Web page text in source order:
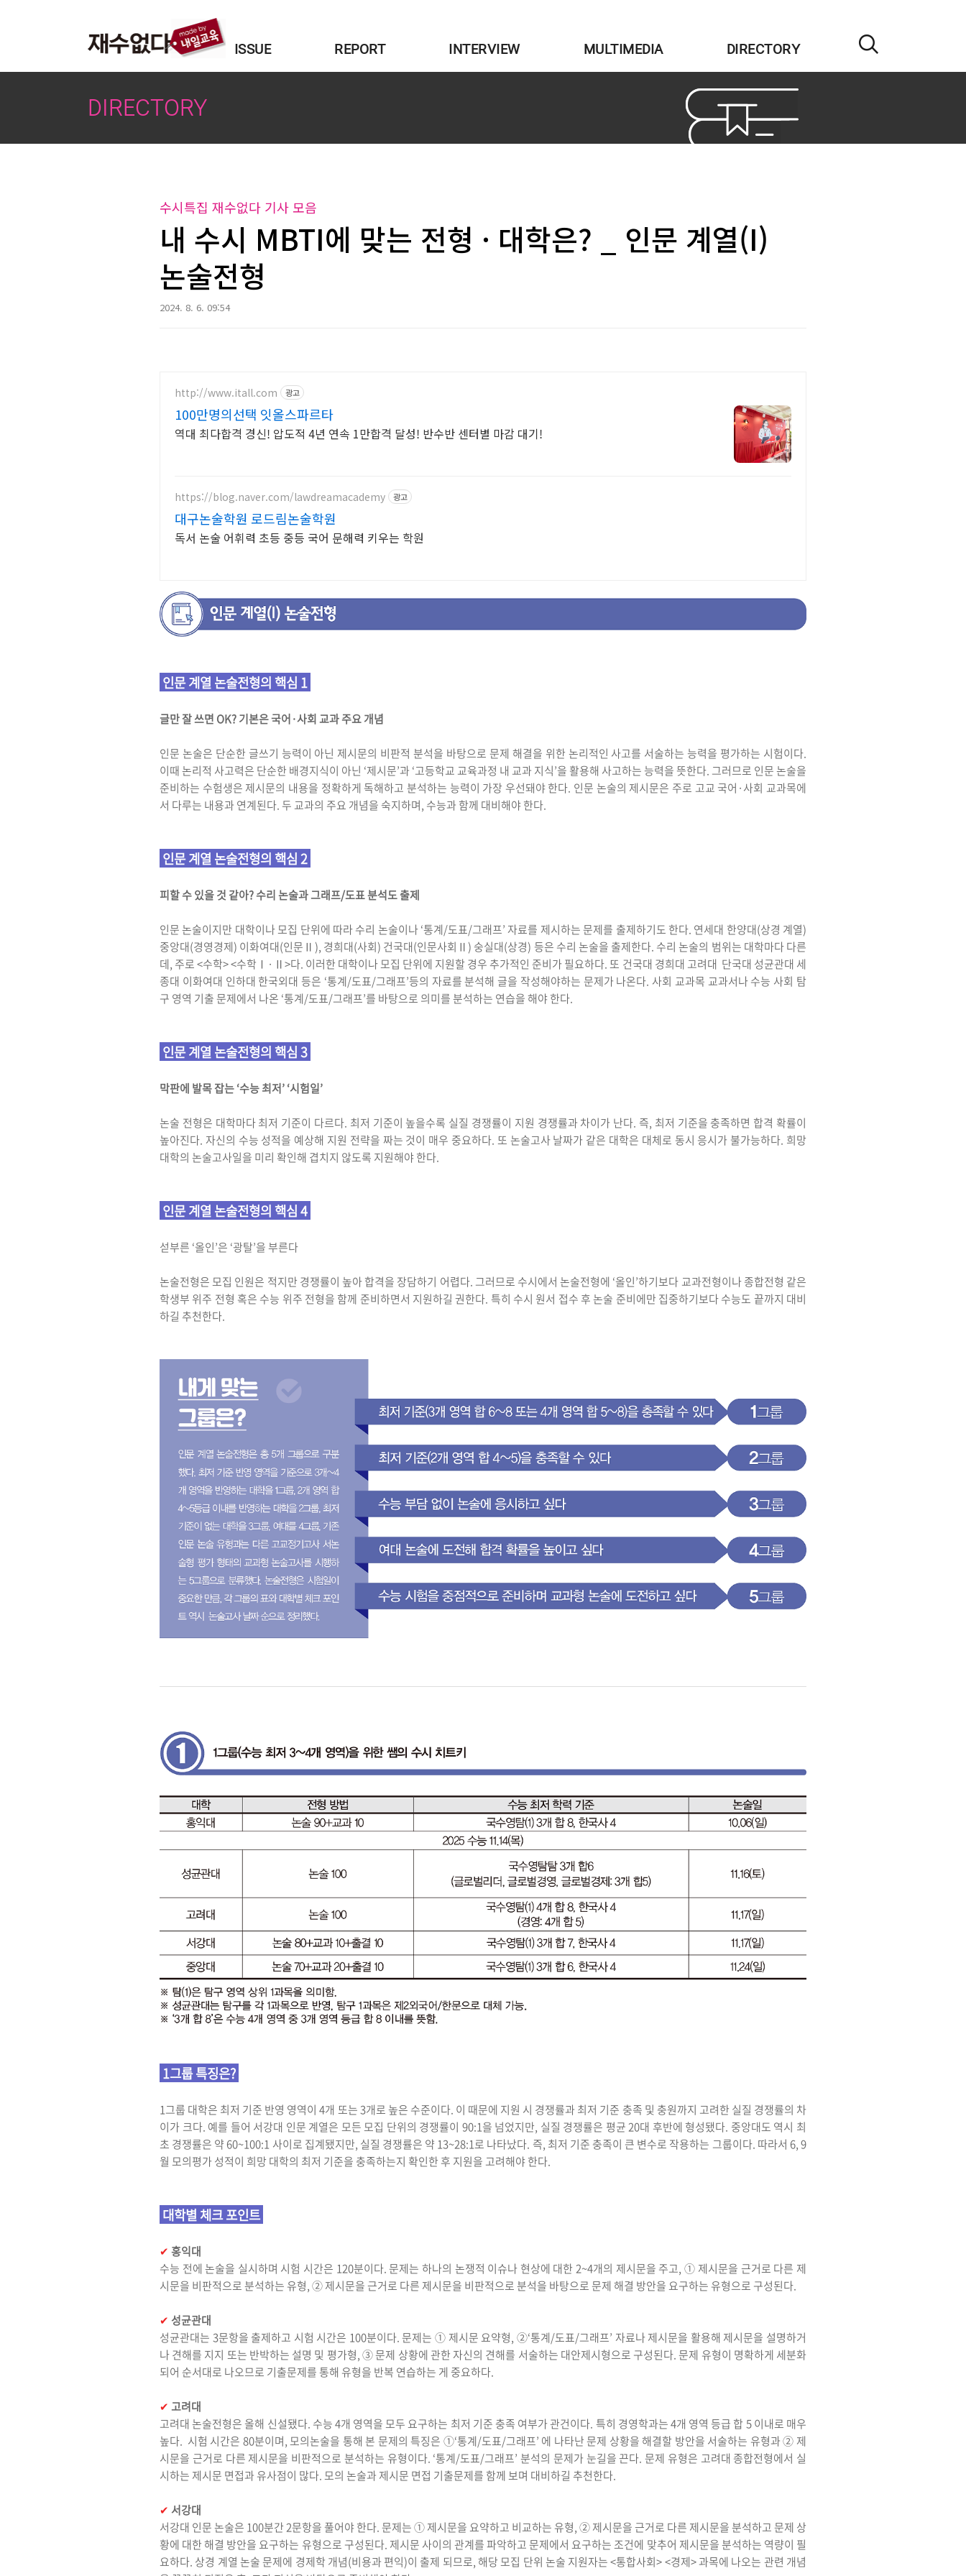
ISSUE REPORT INTERVIEW MULTIMEDIA DIRECTORY
DIRECTORY
수시특집 재수없다 기사 모음
내 수시 MBTI에 맞는 전형 · 대학은? _ 인문 계열(I)
논술전형
2024. 8. 6. 09:54
http://www.itall.com 광고
100만명의선택 잇올스파르타
역대 최다합격 경신! 압도적 4년 연속 1만합격 달성! 반수반 센터별 마감 대기!
https://blog.naver.com/lawdreamacademy 광고
대구논술학원 로드림논술학원
독서 논술 어휘력 초등 중등 국어 문해력 키우는 학원
인문 계열 논술전형의 핵심 1
글만 잘 쓰면 OK? 기본은 국어·사회 교과 주요 개념
인문 논술은 단순한 글쓰기 능력이 아닌 제시문의 비판적 분석을 바탕으로 문제 해결을 위한 논리적인 사고를 서술하는 능력을 평가하는 시험이다.
이때 논리적 사고력은 단순한 배경지식이 아닌 ‘제시문’과 ‘고등학교 교육과정 내 교과 지식’을 활용해 사고하는 능력을 뜻한다. 그러므로 인문 논술을
준비하는 수험생은 제시문의 내용을 정확하게 독해하고 분석하는 능력이 가장 우선돼야 한다. 인문 논술의 제시문은 주로 고교 국어·사회 교과목에
서 다루는 내용과 연계된다. 두 교과의 주요 개념을 숙지하며, 수능과 함께 대비해야 한다.
인문 계열 논술전형의 핵심 2
피할 수 있을 것 같아? 수리 논술과 그래프/도표 분석도 출제
인문 논술이지만 대학이나 모집 단위에 따라 수리 논술이나 ‘통계/도표/그래프’ 자료를 제시하는 문제를 출제하기도 한다. 연세대 한양대(상경 계열)
중앙대(경영경제) 이화여대(인문Ⅱ), 경희대(사회) 건국대(인문사회Ⅱ) 숭실대(상경) 등은 수리 논술을 출제한다. 수리 논술의 범위는 대학마다 다른
데, 주로 <수학> <수학Ⅰ·Ⅱ>다. 이러한 대학이나 모집 단위에 지원할 경우 추가적인 준비가 필요하다. 또 건국대 경희대 고려대 단국대 성균관대 세
종대 이화여대 인하대 한국외대 등은 ‘통계/도표/그래프’등의 자료를 분석해 글을 작성해야하는 문제가 나온다. 사회 교과목 교과서나 수능 사회 탐
구 영역 기출 문제에서 나온 ‘통계/도표/그래프’를 바탕으로 의미를 분석하는 연습을 해야 한다.
인문 계열 논술전형의 핵심 3
막판에 발목 잡는 ‘수능 최저’ ‘시험일’
논술 전형은 대학마다 최저 기준이 다르다. 최저 기준이 높을수록 실질 경쟁률이 지원 경쟁률과 차이가 난다. 즉, 최저 기준을 충족하면 합격 확률이
높아진다. 자신의 수능 성적을 예상해 지원 전략을 짜는 것이 매우 중요하다. 또 논술고사 날짜가 같은 대학은 대체로 동시 응시가 불가능하다. 희망
대학의 논술고사일을 미리 확인해 겹치지 않도록 지원해야 한다.
인문 계열 논술전형의 핵심 4
섣부른 ‘올인’은 ‘광탈’을 부른다
논술전형은 모집 인원은 적지만 경쟁률이 높아 합격을 장담하기 어렵다. 그러므로 수시에서 논술전형에 ‘올인’하기보다 교과전형이나 종합전형 같은
학생부 위주 전형 혹은 수능 위주 전형을 함께 준비하면서 지원하길 권한다. 특히 수시 원서 접수 후 논술 준비에만 집중하기보다 수능도 끝까지 대비
하길 추천한다.
1그룹 특징은?
1그룹 대학은 최저 기준 반영 영역이 4개 또는 3개로 높은 수준이다. 이 때문에 지원 시 경쟁률과 최저 기준 충족 및 충원까지 고려한 실질 경쟁률의 차
이가 크다. 예를 들어 서강대 인문 계열은 모든 모집 단위의 경쟁률이 90:1을 넘었지만, 실질 경쟁률은 평균 20대 후반에 형성됐다. 중앙대도 역시 최
초 경쟁률은 약 60~100:1 사이로 집계됐지만, 실질 경쟁률은 약 13~28:1로 나타났다. 즉, 최저 기준 충족이 큰 변수로 작용하는 그룹이다. 따라서 6, 9
월 모의평가 성적이 희망 대학의 최저 기준을 충족하는지 확인한 후 지원을 고려해야 한다.
대학별 체크 포인트
✔︎ 홍익대
수능 전에 논술을 실시하며 시험 시간은 120분이다. 문제는 하나의 논쟁적 이슈나 현상에 대한 2~4개의 제시문을 주고, ① 제시문을 근거로 다른 제
시문을 비판적으로 분석하는 유형, ② 제시문을 근거로 다른 제시문을 비판적으로 분석을 바탕으로 문제 해결 방안을 요구하는 유형으로 구성된다.
✔︎ 성균관대
성균관대는 3문항을 출제하고 시험 시간은 100분이다. 문제는 ① 제시문 요약형, ②‘통계/도표/그래프’ 자료나 제시문을 활용해 제시문을 설명하거
나 견해를 지지 또는 반박하는 설명 및 평가형, ③ 문제 상황에 관한 자신의 견해를 서술하는 대안제시형으로 구성된다. 문제 유형이 명확하게 세분화
되어 순서대로 나오므로 기출문제를 통해 유형을 반복 연습하는 게 중요하다.
✔︎ 고려대
고려대 논술전형은 올해 신설됐다. 수능 4개 영역을 모두 요구하는 최저 기준 충족 여부가 관건이다. 특히 경영학과는 4개 영역 등급 합 5 이내로 매우
높다. 시험 시간은 80분이며, 모의논술을 통해 본 문제의 특징은 ①‘통계/도표/그래프’ 에 나타난 문제 상황을 해결할 방안을 서술하는 유형과 ② 제
시문을 근거로 다른 제시문을 비판적으로 분석하는 유형이다. ‘통계/도표/그래프’ 분석의 문제가 눈길을 끈다. 문제 유형은 고려대 종합전형에서 실
시하는 제시문 면접과 유사점이 많다. 모의 논술과 제시문 면접 기출문제를 함께 보며 대비하길 추천한다.
✔︎ 서강대
서강대 인문 논술은 100분간 2문항을 풀어야 한다. 문제는 ① 제시문을 요약하고 비교하는 유형, ② 제시문을 근거로 다른 제시문을 분석하고 문제 상
황에 대한 해결 방안을 요구하는 유형으로 구성된다. 제시문 사이의 관계를 파악하고 문제에서 요구하는 조건에 맞추어 제시문을 분석하는 역량이 필
요하다. 상경 계열 논술 문제에 경제학 개념(비용과 편익)이 출제 되므로, 해당 모집 단위 논술 지원자는 <통합사회> <경제> 과목에 나오는 관련 개념